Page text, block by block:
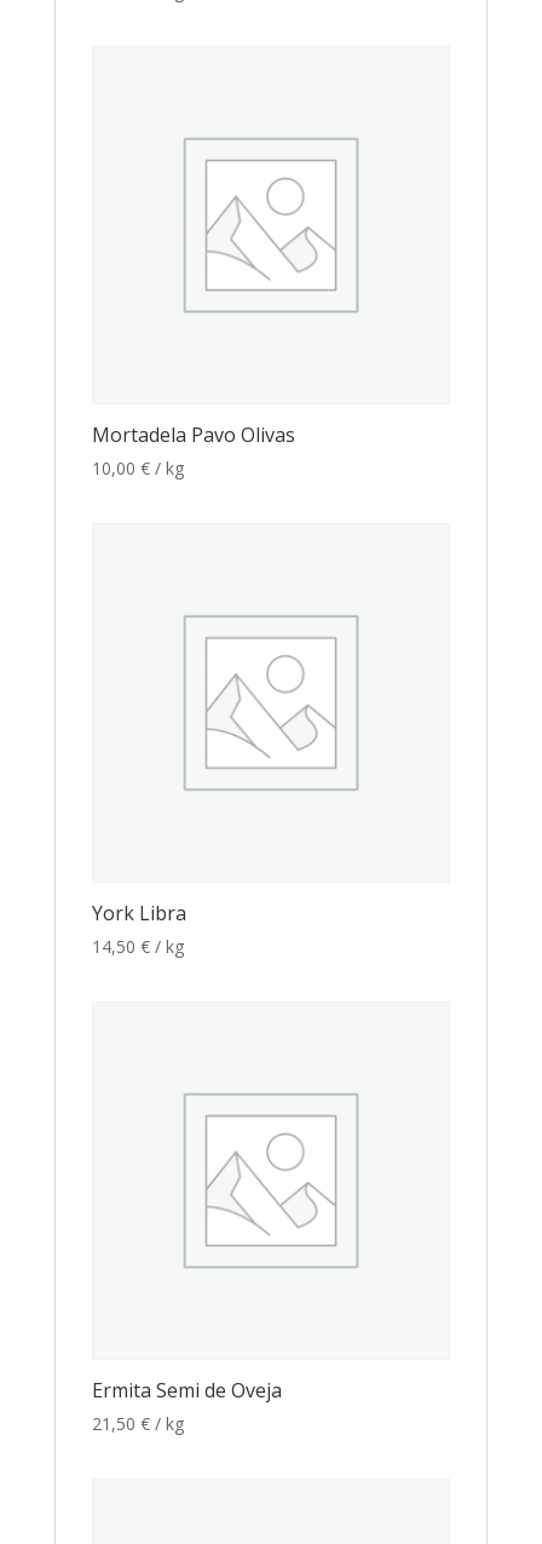
Mortadela Pavo Olivas
10,00 € / kg
York Libra
14,50 € / kg
Ermita Semi de Oveja
21,50 € / kg